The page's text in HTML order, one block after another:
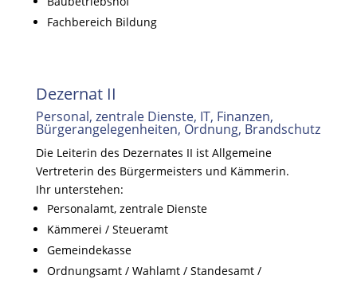
Fachbereich Bildung
Dezernat II
Personal, zentrale Dienste, IT, Finanzen,
Bürgerangelegenheiten, Ordnung, Brandschutz
Die Leiterin des Dezernates II ist Allgemeine
Vertreterin des Bürgermeisters und Kämmerin.
Ihr unterstehen:
Personalamt, zentrale Dienste
Kämmerei / Steueramt
Gemeindekasse
Ordnungsamt / Wahlamt / Standesamt /